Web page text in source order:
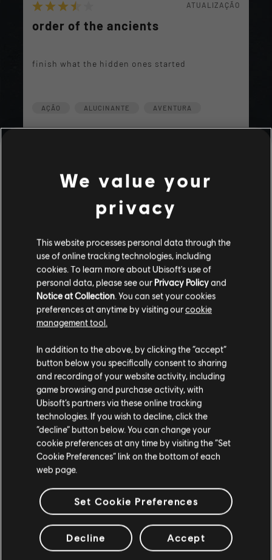
ATUALIZAÇÃO
order of the ancients
finish what the hidden ones started
AÇÃO ALUCINANTE AVENTURA
SKYROS CONTRACT V0.1
ASSASSINATE THE TARGETS
ALUCINANTE
playlist_add REGISTRO DE HISTÓRIAS
Histórias da comunidade
As histórias criadas neste website foram
criadas pela comunidade e, desse modo,
certos conteúdos podem não ser
apropriados para todas as idades ou para
Ao consumir este conteúdo, você concorda
que compreende os riscos.
COMPREENDO
SAIR
We value your
privacy
This website processes personal data through the
use of online tracking technologies, including
cookies. To learn more about Ubisoft's use of
personal data, please see our Privacy Policyand
Notice at Collection. You can set your cookies
preferences at anytime by visiting ourcookie
management tool.
In addition to the above, by clicking the “accept”
button below you specifically consent to sharing
and recording of your website activity, including
game browsing and purchase activity, with
Ubisoft’s partners via these online tracking
technologies. If you wish to decline, click the
“decline” button below. You can change your
cookie preferences at any time by visiting the “Set
Cookie Preferences” link on the bottom of each
web page.
Set Cookie Preferences
Decline Accept